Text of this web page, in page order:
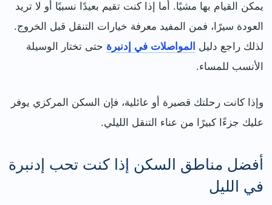
يمكن القيام بها مشيًا. أما إذا كنت تقيم بعيدًا نسبيًا أو لا تريد
العودة سيرًا، فمن المفيد معرفة خيارات التنقل قبل الخروج.
لذلك راجع دليل المواصلات في إدنبرة حتى تختار الوسيلة
الأنسب للمساء.
وإذا كانت رحلتك قصيرة أو عائلية، فإن السكن المركزي يوفر
عليك جزءًا كبيرًا من عناء التنقل الليلي.
أفضل مناطق السكن إذا كنت تحب إدنبرة
في الليل